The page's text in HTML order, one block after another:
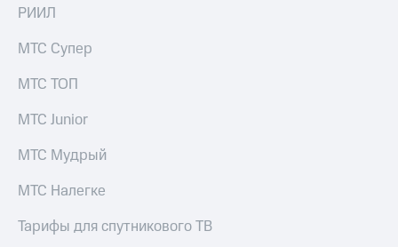
Получайте
доход
онлайн
полисов
на связь
Скидка
30%
RED,
РИИЛ
и МТС Супер
при оплате
с карты
РИИЛ
МТС Супер
МТС ТОП
МТС Junior
МТС Мудрый
МТС Налегке
Тарифы для спутникового ТВ